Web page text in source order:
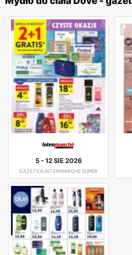
5-12 SIE 2026
GAZETKA INTERMARCHE SUPER